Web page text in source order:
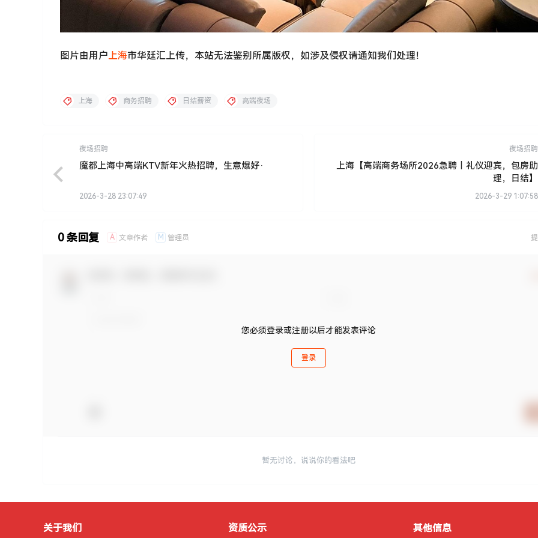
图片由用户上海市华廷汇上传，本站无法鉴别所属版权，如涉及侵权请通知我们处理！
上海 商务招聘 日结薪资 高端夜场
夜场招聘
魔都上海中高端KTV新年火热招聘，生意爆好·
2026-3-28 23:07:49
夜场招聘
上海【高端商务场所2026急聘｜礼仪迎宾，包房助
理，日结】
2026-3-29 1:07:58
0 条回复 A 文章作者 M 管理员
您必须登录或注册以后才能发表评论
登录
暂无讨论，说说你的看法吧
关于我们 资质公示 其他信息